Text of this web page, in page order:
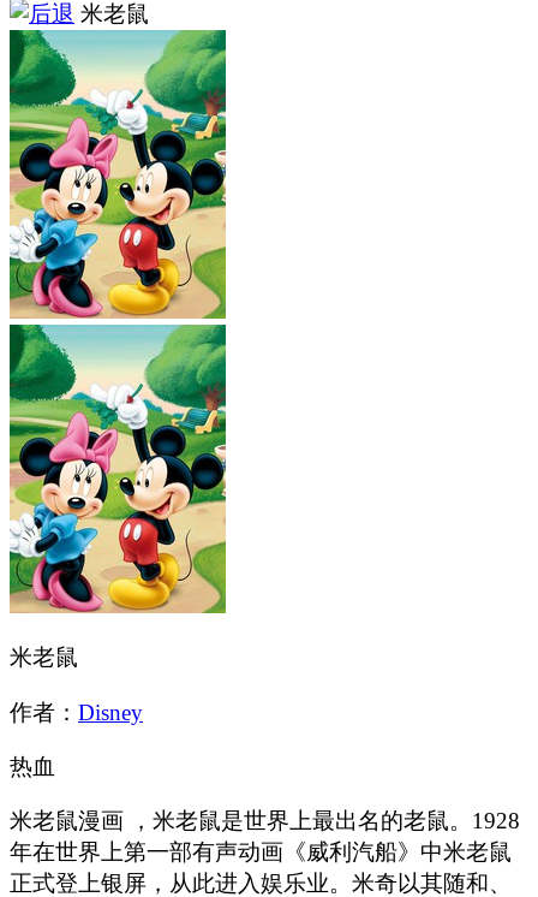
米老鼠
米老鼠
作者： Disney
热血
米老鼠漫画 ，米老鼠是世界上最出名的老鼠。1928
年在世界上第一部有声动画《威利汽船》中米老鼠
正式登上银屏，从此进入娱乐业。米奇以其随和、